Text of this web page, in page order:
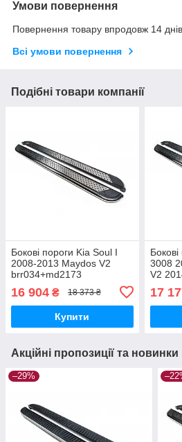
Умови повернення
Повернення товару впродовж 14
Всі умови повернення
Подібні товари компанії
Бокові пороги Kia Soul I
2008-2013 Maydos V2
brr034+md2173
16 904 ₴ 18 373 ₴
Купити
3008
V2
17
Акційні пропозиції та новинки
–29%